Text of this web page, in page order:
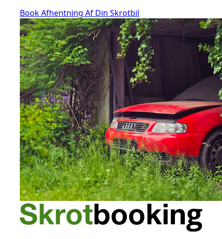
Book Afhentning Af Din Skrotbil